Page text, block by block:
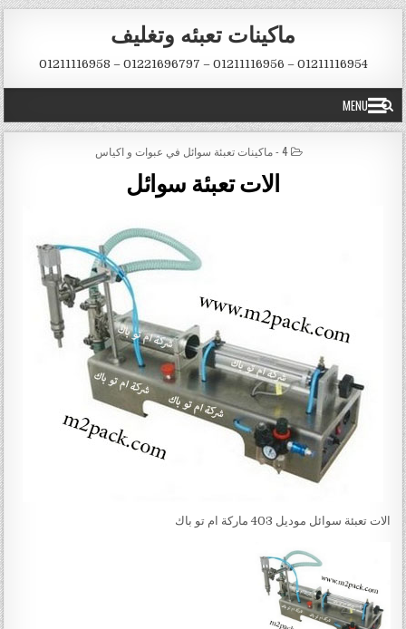
Skip to content
ماكينات تعبئه وتغليف
01211116954 – 01211116956 – 01221696797 – 01211116958
MENU
POSTED IN
4 - ماكينات تعبئة سوائل في عبوات و اكياس
الات تعبئة سوائل
الات تعبئة سوائل موديل 403 ماركة ام تو باك